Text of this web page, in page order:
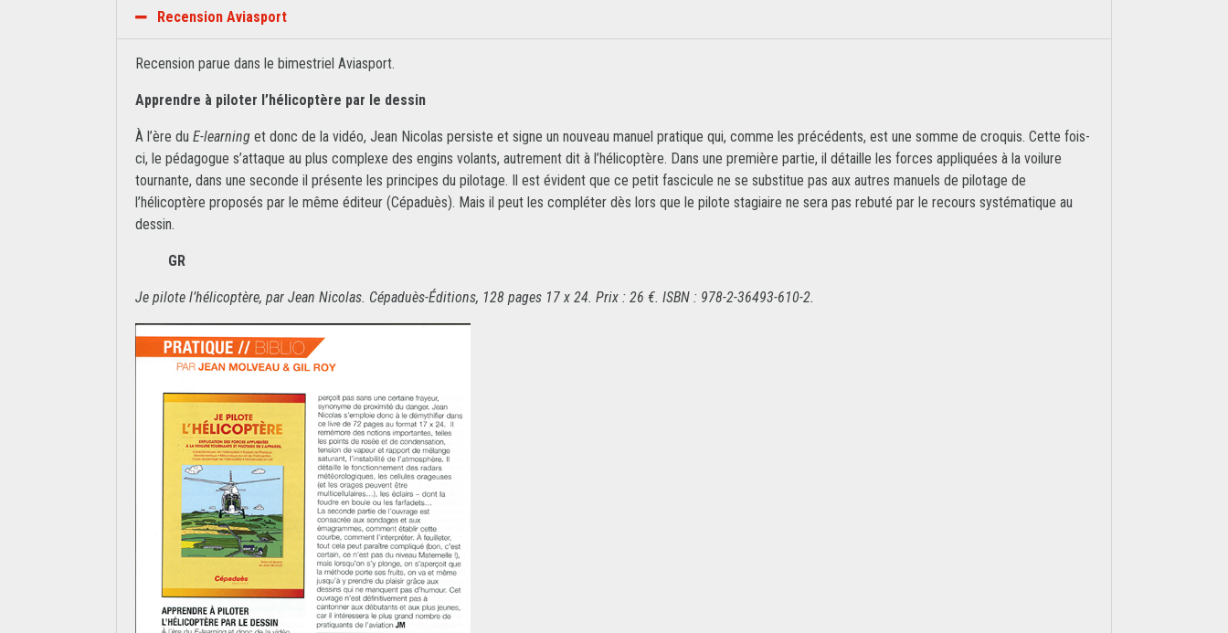
Recension Aviasport
Recension parue dans le bimestriel Aviasport.
Apprendre à piloter l’hélicoptère par le dessin
À l’ère du E-learning et donc de la vidéo, Jean Nicolas persiste et signe un nouveau manuel pratique qui, comme les précédents, est une somme de croquis. Cette fois-
ci, le pédagogue s’attaque au plus complexe des engins volants, autrement dit à l’hélicoptère. Dans une première partie, il détaille les forces appliquées à la voilure
tournante, dans une seconde il présente les principes du pilotage. Il est évident que ce petit fascicule ne se substitue pas aux autres manuels de pilotage de
l’hélicoptère proposés par le même éditeur (Cépaduès). Mais il peut les compléter dès lors que le pilote stagiaire ne sera pas rebuté par le recours systématique au
dessin.
GR
Je pilote l’hélicoptère, par Jean Nicolas. Cépaduès-Éditions, 128 pages 17 x 24. Prix : 26 €. ISBN : 978-2-36493-610-2.